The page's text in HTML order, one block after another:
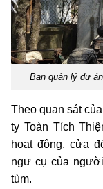
Ban quản lý dự
Theo quan sát
ty Toàn Tích
hoạt động, cửa
ngư cụ của
tùm.